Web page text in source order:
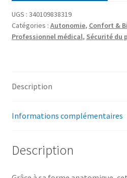
UGS : 340109838319
Catégories : Autonomie, Confort &
Professionnel médical, Sécurité du
Description
Informations complémentaires
Description